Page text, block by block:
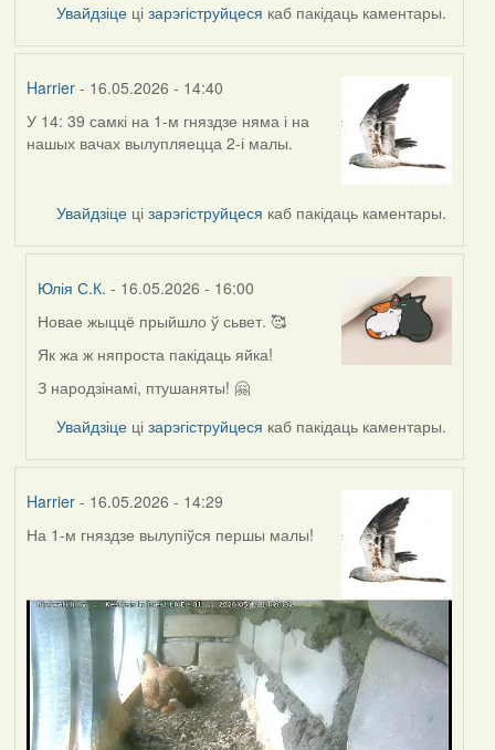
Увайдзіце цізарэгіструйцеся каб пакідаць каментары.
Harrier- 16.05.2026 - 14:40
У 14: 39 самкі на 1-м гняздзе няма і на
нашых вачах вылупляецца 2-і малы.
Увайдзіце цізарэгіструйцеся каб пакідаць каментары.
Юлія С.К. - 16.05.2026 - 16:00
In
reply
by
Harrier
Новае жыццё прыйшло ў сьвет. 🥰
Як жа ж няпроста пакідаць яйка!
З народзінамі, птушаняты! 🤗
Увайдзіце цізарэгіструйцеся каб пакідаць каментары.
Harrier- 16.05.2026 - 14:29
На 1-м гняздзе вылупіўся першы малы!